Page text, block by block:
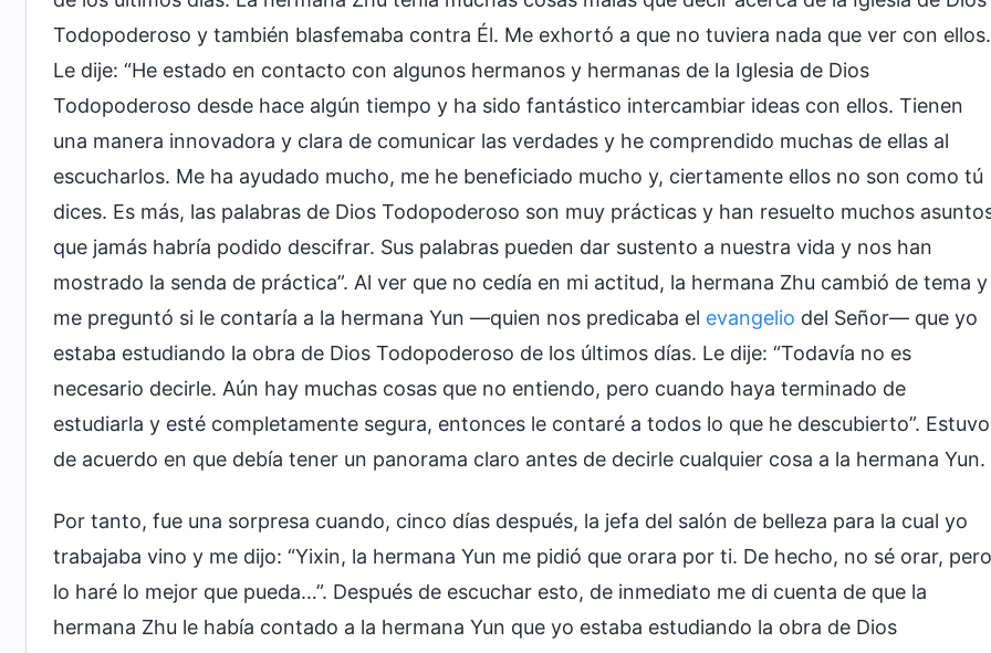
Todopoderoso y también blasfemaba contra Él. Me exhortó a que no tuviera nada que ver con ellos.
Le dije: “He estado en contacto con algunos hermanos y hermanas de la Iglesia de Dios
Todopoderoso desde hace algún tiempo y ha sido fantástico intercambiar ideas con ellos. Tienen
una manera innovadora y clara de comunicar las verdades y he comprendido muchas de ellas al
escucharlos. Me ha ayudado mucho, me he beneficiado mucho y, ciertamente ellos no son como tú
dices. Es más, las palabras de Dios Todopoderoso son muy prácticas y han resuelto muchos
que jamás habría podido descifrar. Sus palabras pueden dar sustento a nuestra vida y nos han
mostrado la senda de práctica”. Al ver que no cedía en mi actitud, la hermana Zhu cambió de tema y
me preguntó si le contaría a la hermana Yun —quien nos predicaba el evangelio del Señor— que yo
estaba estudiando la obra de Dios Todopoderoso de los últimos días. Le dije: “Todavía no es
necesario decirle. Aún hay muchas cosas que no entiendo, pero cuando haya terminado de
estudiarla y esté completamente segura, entonces le contaré a todos lo que he descubierto”. Estuvo
de acuerdo en que debía tener un panorama claro antes de decirle cualquier cosa a la hermana Yun.
Por tanto, fue una sorpresa cuando, cinco días después, la jefa del salón de belleza para la cual yo
trabajaba vino y me dijo: “Yixin, la hermana Yun me pidió que orara por ti. De hecho, no sé orar, pero
lo haré lo mejor que pueda…”. Después de escuchar esto, de inmediato me di cuenta de que la
hermana Zhu le había contado a la hermana Yun que yo estaba estudiando la obra de Dios